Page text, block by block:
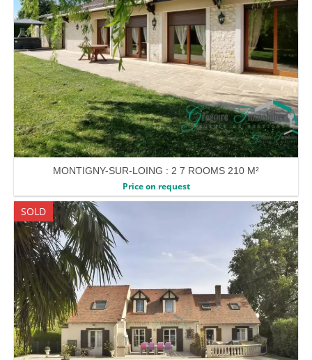
MONTIGNY-SUR-LOING : 2 7 ROOMS 210 M²
Price on request
SOLD